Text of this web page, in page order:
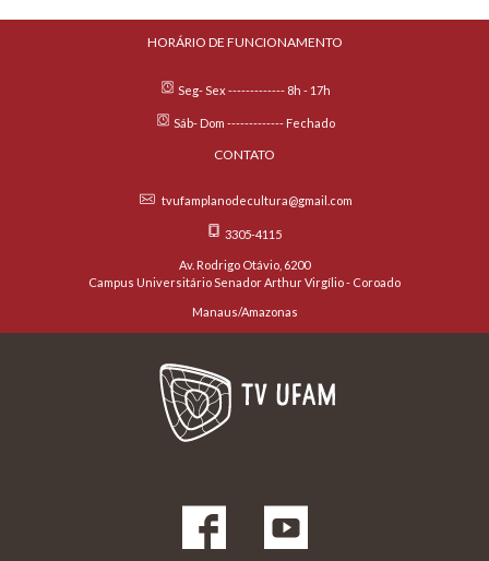
HORÁRIO DE FUNCIONAMENTO
Seg- Sex ------------- 8h - 17h
Sáb- Dom ------------- Fechado
CONTATO
tvufamplanodecultura@gmail.com
3305-4115
Av. Rodrigo Otávio, 6200
Campus Universitário Senador Arthur Virgílio - Coroado
Manaus/Amazonas